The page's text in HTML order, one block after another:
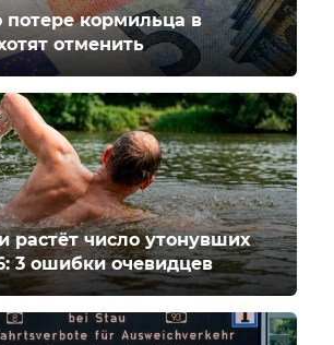
кормильца в
отменить
растёт число утонувших
3 ошибки очевидцев